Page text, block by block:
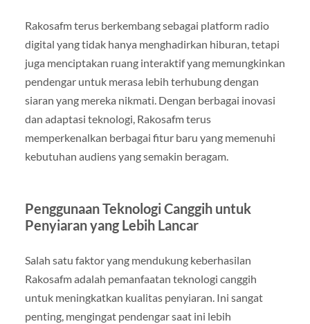
Rakosafm terus berkembang sebagai platform radio
digital yang tidak hanya menghadirkan hiburan, tetapi
juga menciptakan ruang interaktif yang memungkinkan
pendengar untuk merasa lebih terhubung dengan
siaran yang mereka nikmati. Dengan berbagai inovasi
dan adaptasi teknologi, Rakosafm terus
memperkenalkan berbagai fitur baru yang memenuhi
kebutuhan audiens yang semakin beragam.
Penggunaan Teknologi Canggih untuk
Penyiaran yang Lebih Lancar
Salah satu faktor yang mendukung keberhasilan
Rakosafm adalah pemanfaatan teknologi canggih
untuk meningkatkan kualitas penyiaran. Ini sangat
penting, mengingat pendengar saat ini lebih